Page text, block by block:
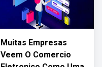
Muitas Empresas
Veem O Comercio